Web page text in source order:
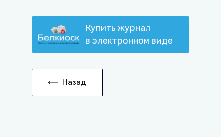
Купить журнал
в электронном виде
Назад